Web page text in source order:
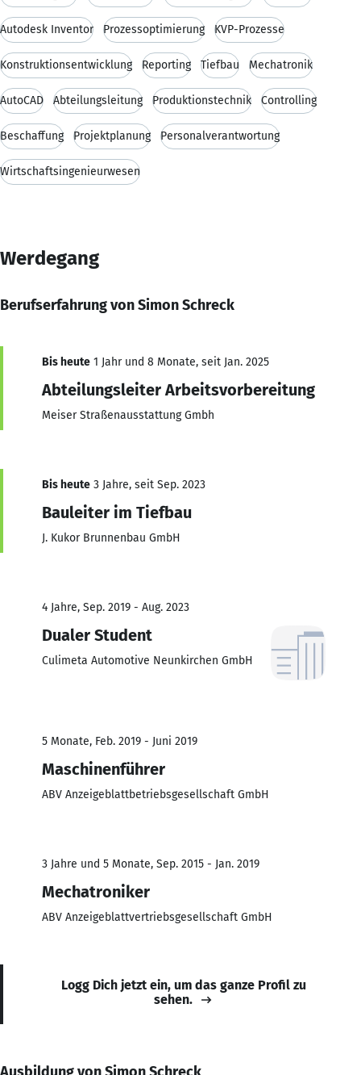
Autodesk Inventor Prozessoptimierung KVP-Prozesse
Konstruktionsentwicklung Reporting Tiefbau Mechatronik
AutoCAD Abteilungsleitung Produktionstechnik Controlling
Beschaffung Projektplanung Personalverantwortung
Wirtschaftsingenieurwesen
Werdegang
Berufserfahrung von Simon Schreck
Bis heute 1 Jahr und 8 Monate, seit Jan. 2025
Abteilungsleiter Arbeitsvorbereitung
Meiser Straßenausstattung Gmbh
Bis heute 3 Jahre, seit Sep. 2023
Bauleiter im Tiefbau
J. Kukor Brunnenbau GmbH
4 Jahre, Sep. 2019 - Aug. 2023
Dualer Student
Culimeta Automotive Neunkirchen GmbH
5 Monate, Feb. 2019 - Juni 2019
Maschinenführer
ABV Anzeigeblattbetriebsgesellschaft GmbH
3 Jahre und 5 Monate, Sep. 2015 - Jan. 2019
Mechatroniker
ABV Anzeigeblattvertriebsgesellschaft GmbH
Logg Dich jetzt ein, um das ganze Profil zu
sehen.
Ausbildung von Simon Schreck